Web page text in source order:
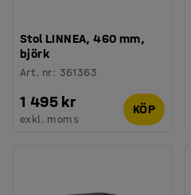
Stol LINNEA, 460 mm,
björk
Art. nr: 361363
1 495 kr
exkl. moms
KÖP